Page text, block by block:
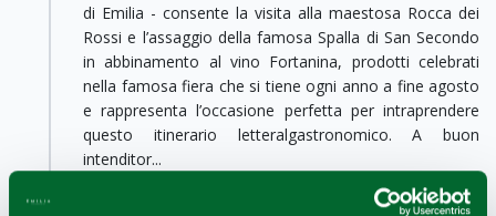
di Emilia - consente la visita alla maestosa Rocca dei
Rossi e l’assaggio della famosa Spalla di San Secondo
in abbinamento al vino Fortanina, prodotti celebrati
nella famosa fiera che si tiene ogni anno a fine agosto
e rappresenta l’occasione perfetta per intraprendere
questo itinerario letteralgastronomico. A buon
intenditor...
Brescello